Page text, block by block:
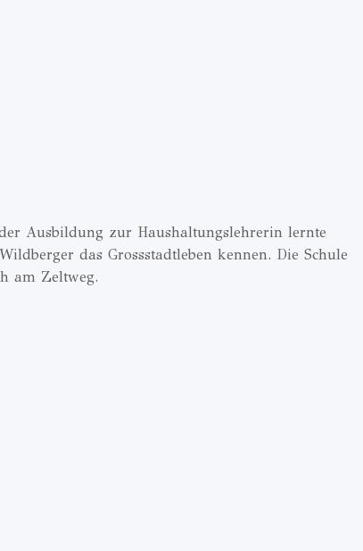
Ausbildung zur Haushaltungslehrerin lernte
das Grossstadtleben kennen. Die Schule
am Zeltweg.